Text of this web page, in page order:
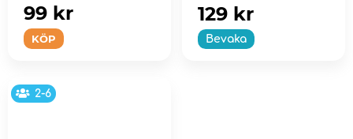
KÖP
99 kr
Bevaka
129 kr
2-6